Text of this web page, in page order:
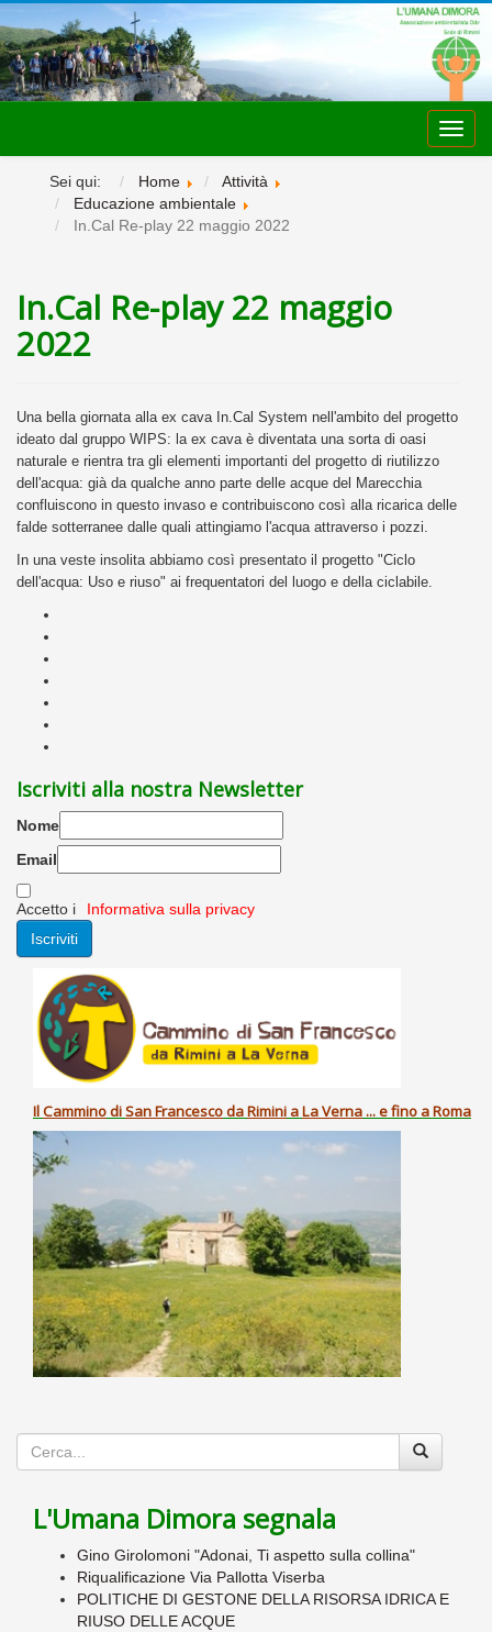
Sei qui:
Home
Attività
Educazione ambientale
In.Cal Re-play 22 maggio 2022
In.Cal Re-play 22 maggio
2022
Una bella giornata alla ex cava In.Cal System nell'ambito del progetto
ideato dal gruppo WIPS: la ex cava è diventata una sorta di oasi
naturale e rientra tra gli elementi importanti del progetto di riutilizzo
dell'acqua: già da qualche anno parte delle acque del Marecchia
confluiscono in questo invaso e contribuiscono così alla ricarica delle
falde sotterranee dalle quali attingiamo l'acqua attraverso i pozzi.
In una veste insolita abbiamo così presentato il progetto "Ciclo
dell'acqua: Uso e riuso" ai frequentatori del luogo e della ciclabile.
Iscriviti alla nostra Newsletter
Nome
Email
Accetto i Informativa sulla privacy
IlCamminodiSan FrancescodaRimini aLa Verna... e fino a Roma
L'Umana Dimora segnala
Gino Girolomoni "Adonai, Ti aspetto sulla collina"
Riqualificazione Via Pallotta Viserba
POLITICHE DI GESTONE DELLA RISORSA IDRICA E
RIUSO DELLE ACQUE